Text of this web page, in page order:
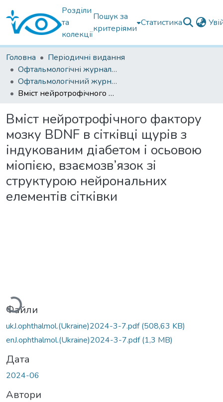
Розділи
та
колекції
Пошук за
критеріями
Статистика
Головна
Періодичні видання
Офтальмологічні журнали українські
Офтальмологічний журнал 2024
Вміст нейротрофічного фактору мозку BDNF в сітківці щурів з індукованим діабетом і осьовою міопією, взаємозв’язок зі структурою нейрональних елементів сітківки
Вміст нейротрофічного фактору
мозку BDNF в сітківці щурів з
індукованим діабетом і осьовою
міопією, взаємозв’язок зі
структурою нейрональних
елементів сітківки
Вантажиться...
Файли
ukJ.ophthalmol.(Ukraine)2024-3-7.pdf(508,63 KB)
enJ.ophthalmol.(Ukraine)2024-3-7.pdf(1,3 MB)
Дата
2024-06
Автори